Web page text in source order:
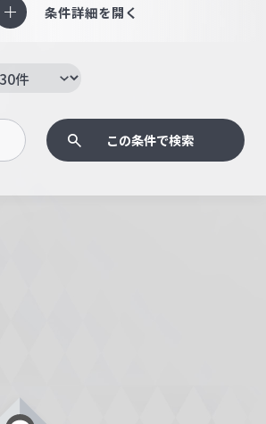
条件詳細を開く
この条件で検索